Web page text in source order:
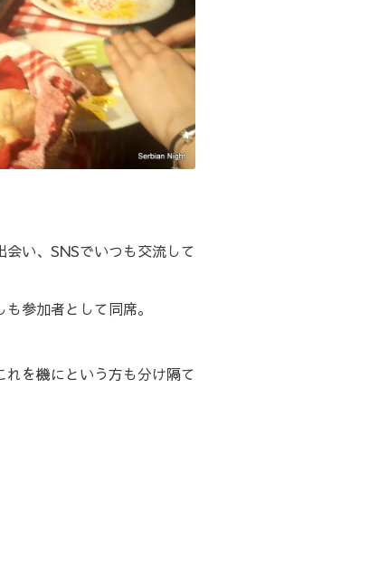
い、SNSでいつも交流して
参加者として同席。
を機にという方も分け隔て